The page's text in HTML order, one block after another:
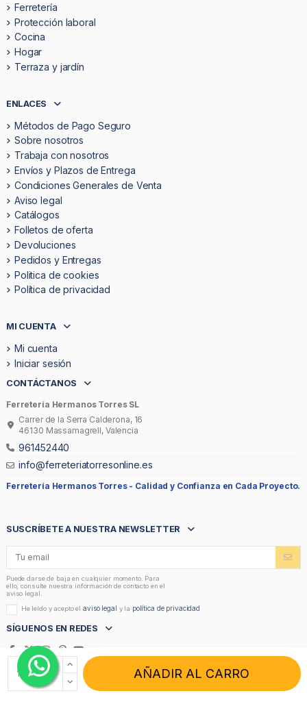
AÑADIR AL CARRO
Ferretería
Protección laboral
Cocina
Hogar
Terraza y jardín
ENLACES
Métodos de Pago Seguro
Sobre nosotros
Trabaja con nosotros
Envíos y Plazos de Entrega
Condiciones Generales de Venta
Aviso legal
Catálogos
Folletos de oferta
Devoluciones
Pedidos y Entregas
Politica de cookies
Política de privacidad
MI CUENTA
Mi cuenta
Iniciar sesión
CONTÁCTANOS
Ferretería Hermanos Torres SL
Carrer de la Serra Calderona, 16
46130 Massamagrell, Valencia
961452440
info@ferreteriatorresonline.es
Ferretería Hermanos Torres - Calidad y Confianza en Cada Proyecto.
SUSCRÍBETE A NUESTRA NEWSLETTER
Puede darse de baja en cualquier momento. Para
ello, consulte nuestra información de contacto en el
aviso legal.
He leído y acepto elaviso legal y la política de privacidad
SÍGUENOS EN REDES